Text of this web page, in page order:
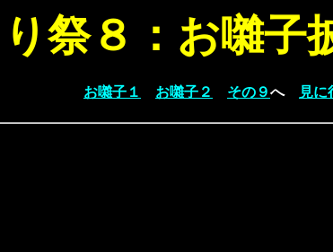
祭８：お囃子
お囃子１ お囃子２ その９へ 見に